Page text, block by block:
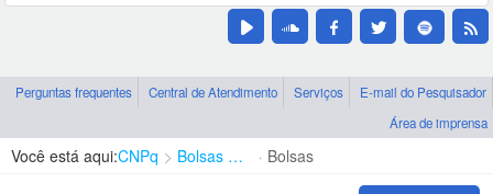
Perguntas frequentes Central de Atendimento Serviços
E-mail do Pesquisador
Área de imprensa
Você está aqui:CNPq Bolsas e Auxílios Vigentes Bolsas